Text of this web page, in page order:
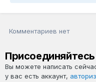
Комментариев нет
Вы можете написать
у вас есть аккаунт,